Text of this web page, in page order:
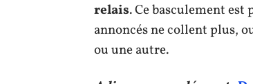
relais. Ce basculement
annoncés ne collent plus,
ou une autre.